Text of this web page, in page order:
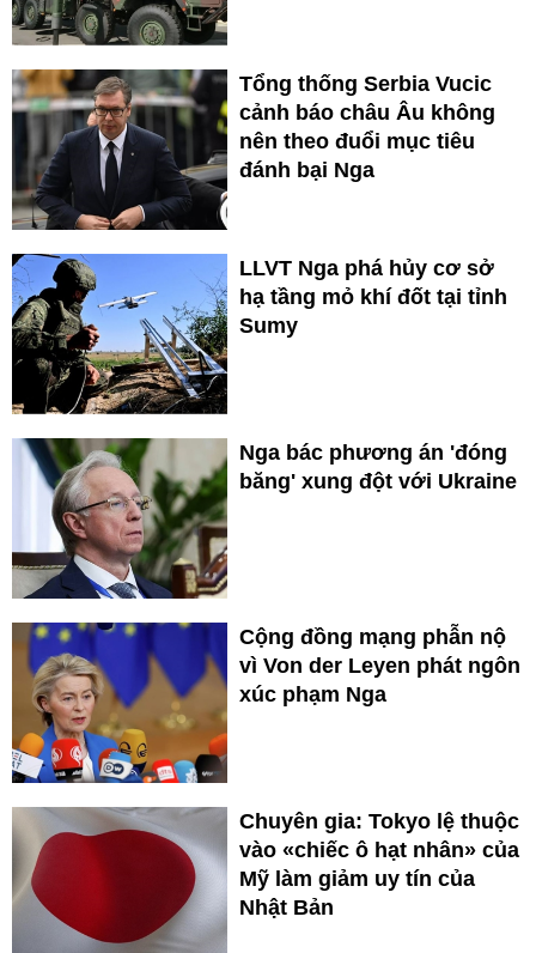
Tổng thống Serbia Vucic
cảnh báo châu Âu không
nên theo đuổi mục tiêu
đánh bại Nga
LLVT Nga phá hủy cơ sở
hạ tầng mỏ khí đốt tại tỉnh
Sumy
Nga bác phương án 'đóng
băng' xung đột với Ukraine
Cộng đồng mạng phẫn nộ
vì Von der Leyen phát ngôn
xúc phạm Nga
Chuyên gia: Tokyo lệ thuộc
vào «chiếc ô hạt nhân» của
Mỹ làm giảm uy tín của
Nhật Bản